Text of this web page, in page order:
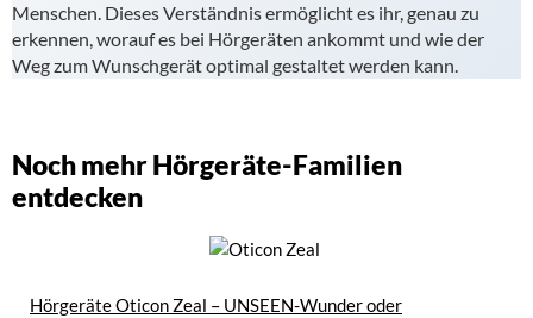
Menschen. Dieses Verständnis ermöglicht es ihr, genau zu
erkennen, worauf es bei Hörgeräten ankommt und wie der
Weg zum Wunschgerät optimal gestaltet werden kann.
Noch mehr Hörgeräte-Familien
entdecken
Hörgeräte Oticon Zeal – UNSEEN-Wunder oder